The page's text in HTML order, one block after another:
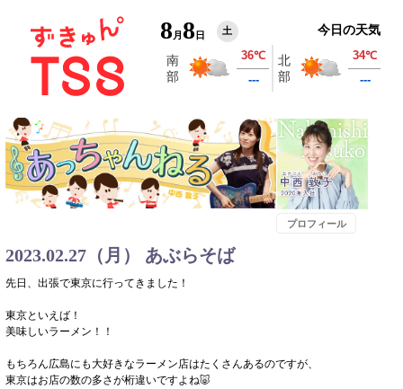
8 月 8 日 土 今日の天気
プロフィール
2023.02.27（月） あぶらそば
先日、出張で東京に行ってきました！
東京といえば！
美味しいラーメン！！
もちろん広島にも大好きなラーメン店はたくさんあるのですが、
東京はお店の数の多さが桁違いですよね🐷